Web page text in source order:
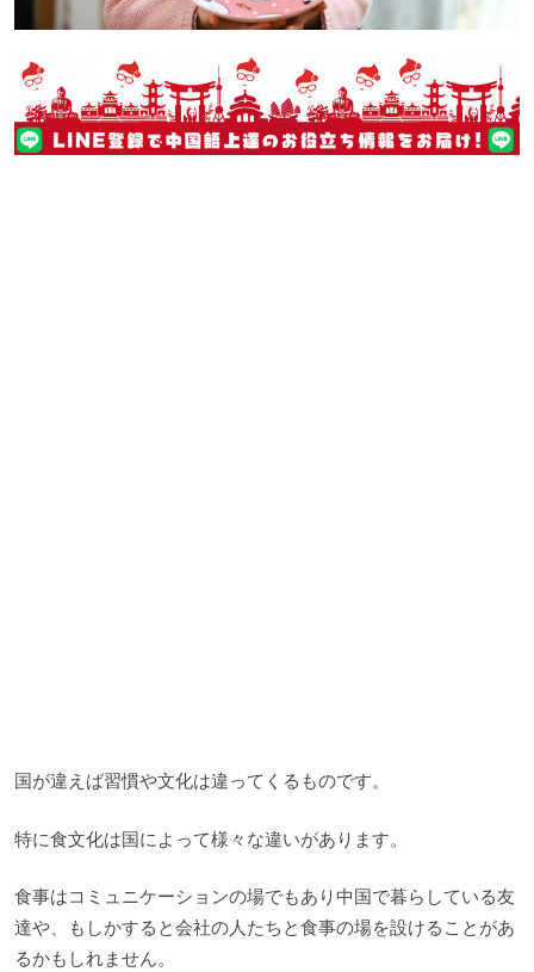
国が違えば習慣や文化は違ってくるものです。
特に食文化は国によって様々な違いがあります。
食事はコミュニケーションの場でもあり中国で暮らしている友
達や、もしかすると会社の人たちと食事の場を設けることがあ
るかもしれません。